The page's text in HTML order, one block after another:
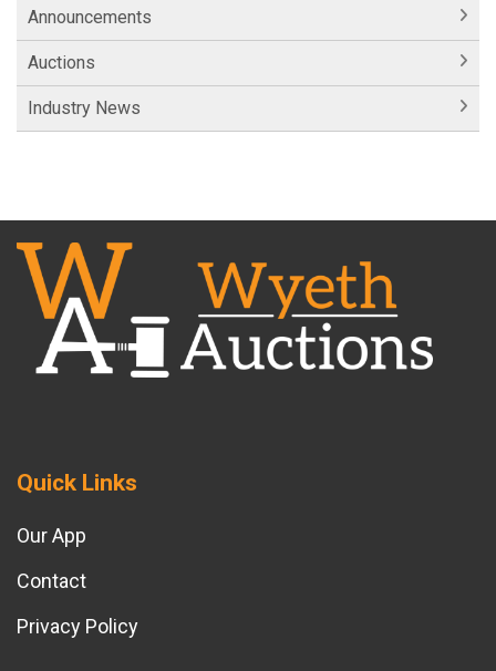
Announcements
Auctions
Industry News
Quick Links
Our App
Contact
Privacy Policy